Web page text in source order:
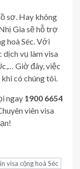
sơ. Hay không
Gia sẽ hỗ trợ
hoà Séc. Với
vụ làm visa
Giờ đây, việc
có chúng tôi.
ngay 1900 6654
viên visa
visa cộng hoà Séc